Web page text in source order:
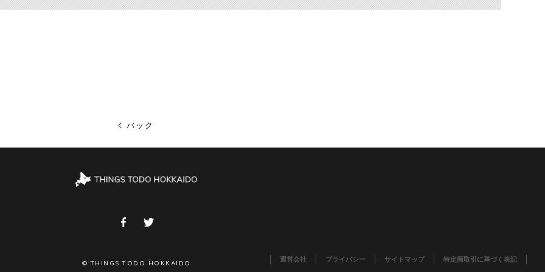
バック
© THINGS TODO HOKKAIDO 運営会社 プライバシー サイトマップ 特定商取引に基づく表記